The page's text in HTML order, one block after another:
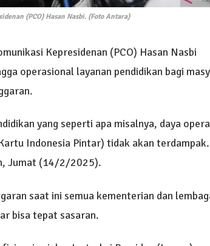
(PCO) Hasan Nasbi. (Foto Antara)
Kepresidenan (PCO) Hasan Nasbi
operasional layanan pendidikan bagi
yang seperti apa misalnya, daya
Indonesia Pintar) tidak akan terdampak.
Jumat (14/2/2025).
saat ini semua kementerian dan
bisa tepat sasaran.